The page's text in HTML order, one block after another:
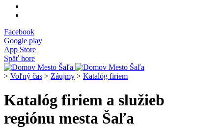
Facebook
Google play
App Store
Späť hore
> Voľný čas > Záujmy > Katalóg firiem
Katalóg firiem a služieb
regiónu mesta Šaľa